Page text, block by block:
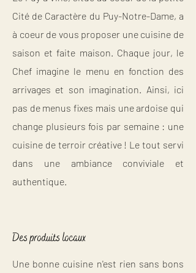
Cité de Caractère du Puy-Notre-Dame, a
à coeur de vous proposer une cuisine de
saison et faite maison. Chaque jour, le
Chef imagine le menu en fonction des
arrivages et son imagination. Ainsi, ici
pas de menus fixes mais une ardoise qui
change plusieurs fois par semaine : une
cuisine de terroir créative ! Le tout servi
dans une ambiance conviviale et
authentique.
Des produits locaux
Une bonne cuisine n'est rien sans bons